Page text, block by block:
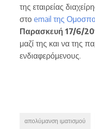
της εταιρείας
στο email της
Παρασκευή 17/6/
μαζί της και να της
ενδιαφερόμενους.
απολύμανση ιματισμού